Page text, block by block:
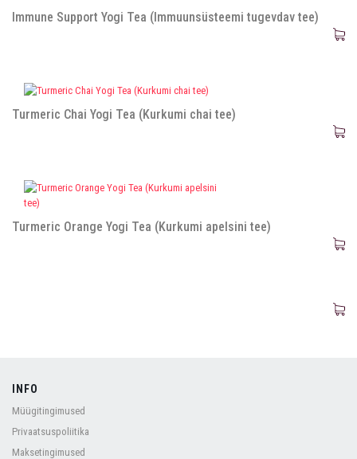
Immune Support Yogi Tea (Immuunsüsteemi tugevdav tee)
Turmeric Chai Yogi Tea (Kurkumi chai tee)
Turmeric Orange Yogi Tea (Kurkumi apelsini tee)
INFO
Müügitingimused
Privaatsuspoliitika
Maksetingimused